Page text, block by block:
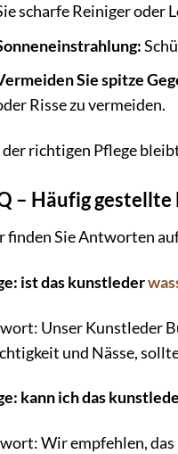
scharfe Reiniger oder
Sie spitze
Risse zu vermeiden.
richtigen Pflege
– Häufig gestellte
finden Sie Antworten
ist das kunstleder
Unser Kunstleder
und Nässe,
kann ich das
Wir empfehlen, das